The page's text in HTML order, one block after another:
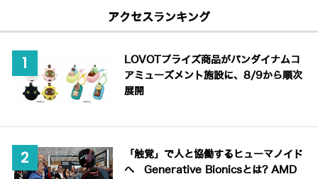
アクセスランキング
LOVOTプライズ商品がバンダイナムコ
アミューズメント施設に、8/9から順次
展開
「触覚」で人と協働するヒューマノイド
へ Generative Bionicsとは? AMD